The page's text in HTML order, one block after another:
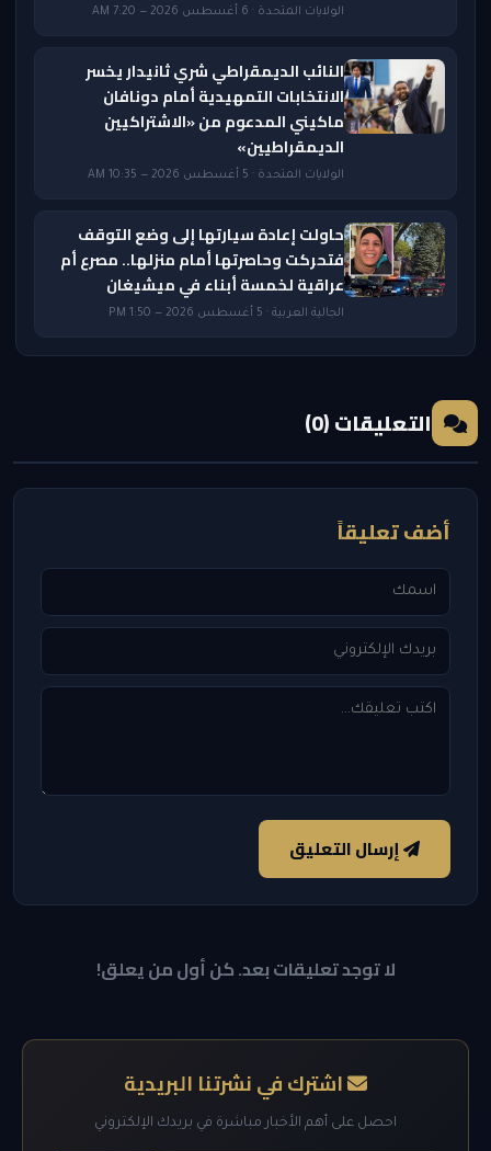
الولايات المتحدة · 6 أغسطس 2026 — 7:20 AM
النائب الديمقراطي شري ثانيدار يخسر
الانتخابات التمهيدية أمام دونافان
ماكيني المدعوم من «الاشتراكيين
الديمقراطيين»
الولايات المتحدة · 5 أغسطس 2026 — 10:35 AM
حاولت إعادة سيارتها إلى وضع التوقف
فتحركت وحاصرتها أمام منزلها.. مصرع أم
عراقية لخمسة أبناء في ميشيغان
الجالية العربية · 5 أغسطس 2026 — 1:50 PM
التعليقات (0)
أضف تعليقاً
إرسال التعليق
لا توجد تعليقات بعد. كن أول من يعلق!
اشترك في نشرتنا البريدية
احصل على أهم الأخبار مباشرة في بريدك الإلكتروني